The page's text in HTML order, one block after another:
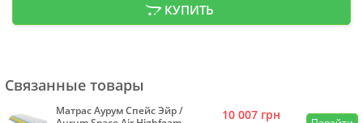
КУПИТЬ
Связанные товары
Матрас Аурум Спейс Эйр /
10 007 грн